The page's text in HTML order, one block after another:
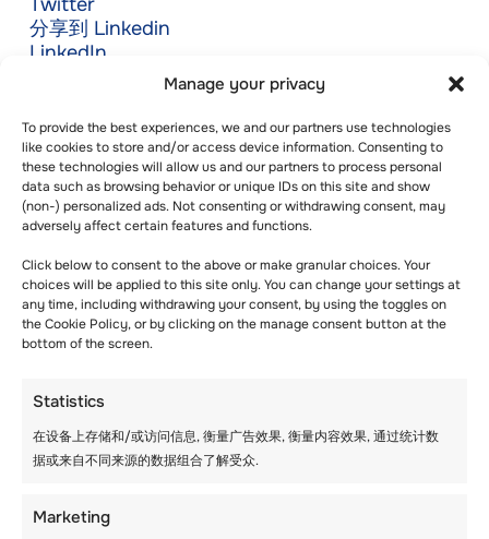
Manage your privacy
To provide the best experiences, we and our partners use technologies
like cookies to store and/or access device information. Consenting to
these technologies will allow us and our partners to process personal
data such as browsing behavior or unique IDs on this site and show
(non-) personalized ads. Not consenting or withdrawing consent, may
adversely affect certain features and functions.
Click below to consent to the above or make granular choices. Your
choices will be applied to this site only. You can change your settings at
any time, including withdrawing your consent, by using the toggles on
the Cookie Policy, or by clicking on the manage consent button at the
bottom of the screen.
Statistics
在设备上存储和/或访问信息, 衡量广告效果, 衡量内容效果, 通过统计数
据或来自不同来源的数据组合了解受众.
Marketing
Twitter
分享到 Linkedin
LinkedIn
lesadmin
Similar posts